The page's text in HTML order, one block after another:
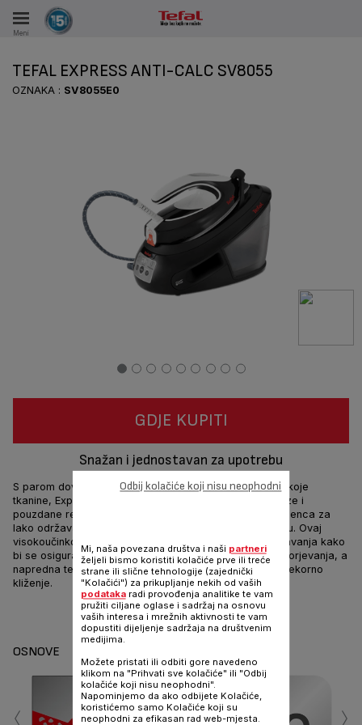
Meni
TOKOM 15 GODINA
TEFAL EXPRESS ANTI-CALC SV8055
OZNAKA : SV8055E0
GDJE KUPITI
Snažan i jednostavan za upotrebu
S parom dovoljno snažnom za uklanjanje nabora s bilo koje
tkanine, Express anti-calc parni generator proizvodi brze i
pouzdane rezultate s novim odvojivim sakupljačem kamenca za
lako održavanje i performanse koje su izrađene da traju. Ovaj
visokoučinkoviti parni generator ima sistem bez podešavanja kako
bi se osiguralo sigurno peglanje bez opasnosti od progorjevanja, a
napredna tehnologija stopala pegle omogućava besprijekorno
kliženje.
Dijeli Šalji
OSNOVE
Mi, naša povezana društva i naši partneri
željeli bismo koristiti kolačiće prve ili treće
strane ili slične tehnologije (zajednički
"Kolačići") za prikupljanje nekih od vaših
podatakaradi provođenja analitike te vam
pružiti ciljane oglase i sadržaj na osnovu
vaših interesa i mrežnih aktivnosti te vam
dopustiti dijeljenje sadržaja na društvenim
medijima.
Možete pristati ili odbiti gore navedeno
klikom na "Prihvati sve kolačiće" ili "Odbij
kolačiće koji nisu neophodni".
Napominjemo da ako odbijete Kolačiće,
koristićemo samo Kolačiće koji su
neophodni za efikasan rad web-mjesta.
Odbij kolačiće koji nisu neophodni